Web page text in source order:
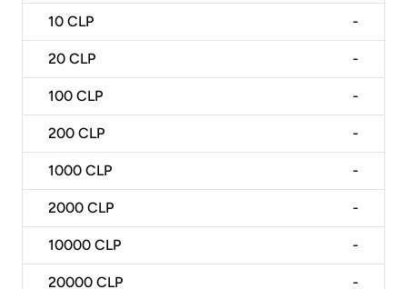
10 CLP -
20 CLP -
100 CLP -
200 CLP -
1000 CLP -
2000 CLP -
10000 CLP -
20000 CLP -